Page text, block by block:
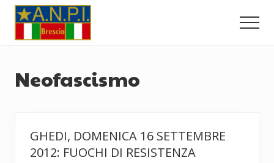
Menu
Passa
contenuto
Passa
pagina
dell'ANPI
Neofascismo
GHEDI, DOMENICA 16 SETTEMBRE
2012: FUOCHI DI RESISTENZA